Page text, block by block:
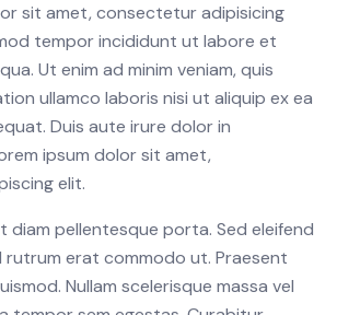
sit amet, consectetur adipisicing
tempor incididunt ut labore et
Ut enim ad minim veniam, quis
ullamco laboris nisi ut aliquip ex ea
Duis aute irure dolor in
ipsum dolor sit amet,
elit.
diam pellentesque porta. Sed eleifend
rutrum erat commodo ut. Praesent
Nullam scelerisque massa vel